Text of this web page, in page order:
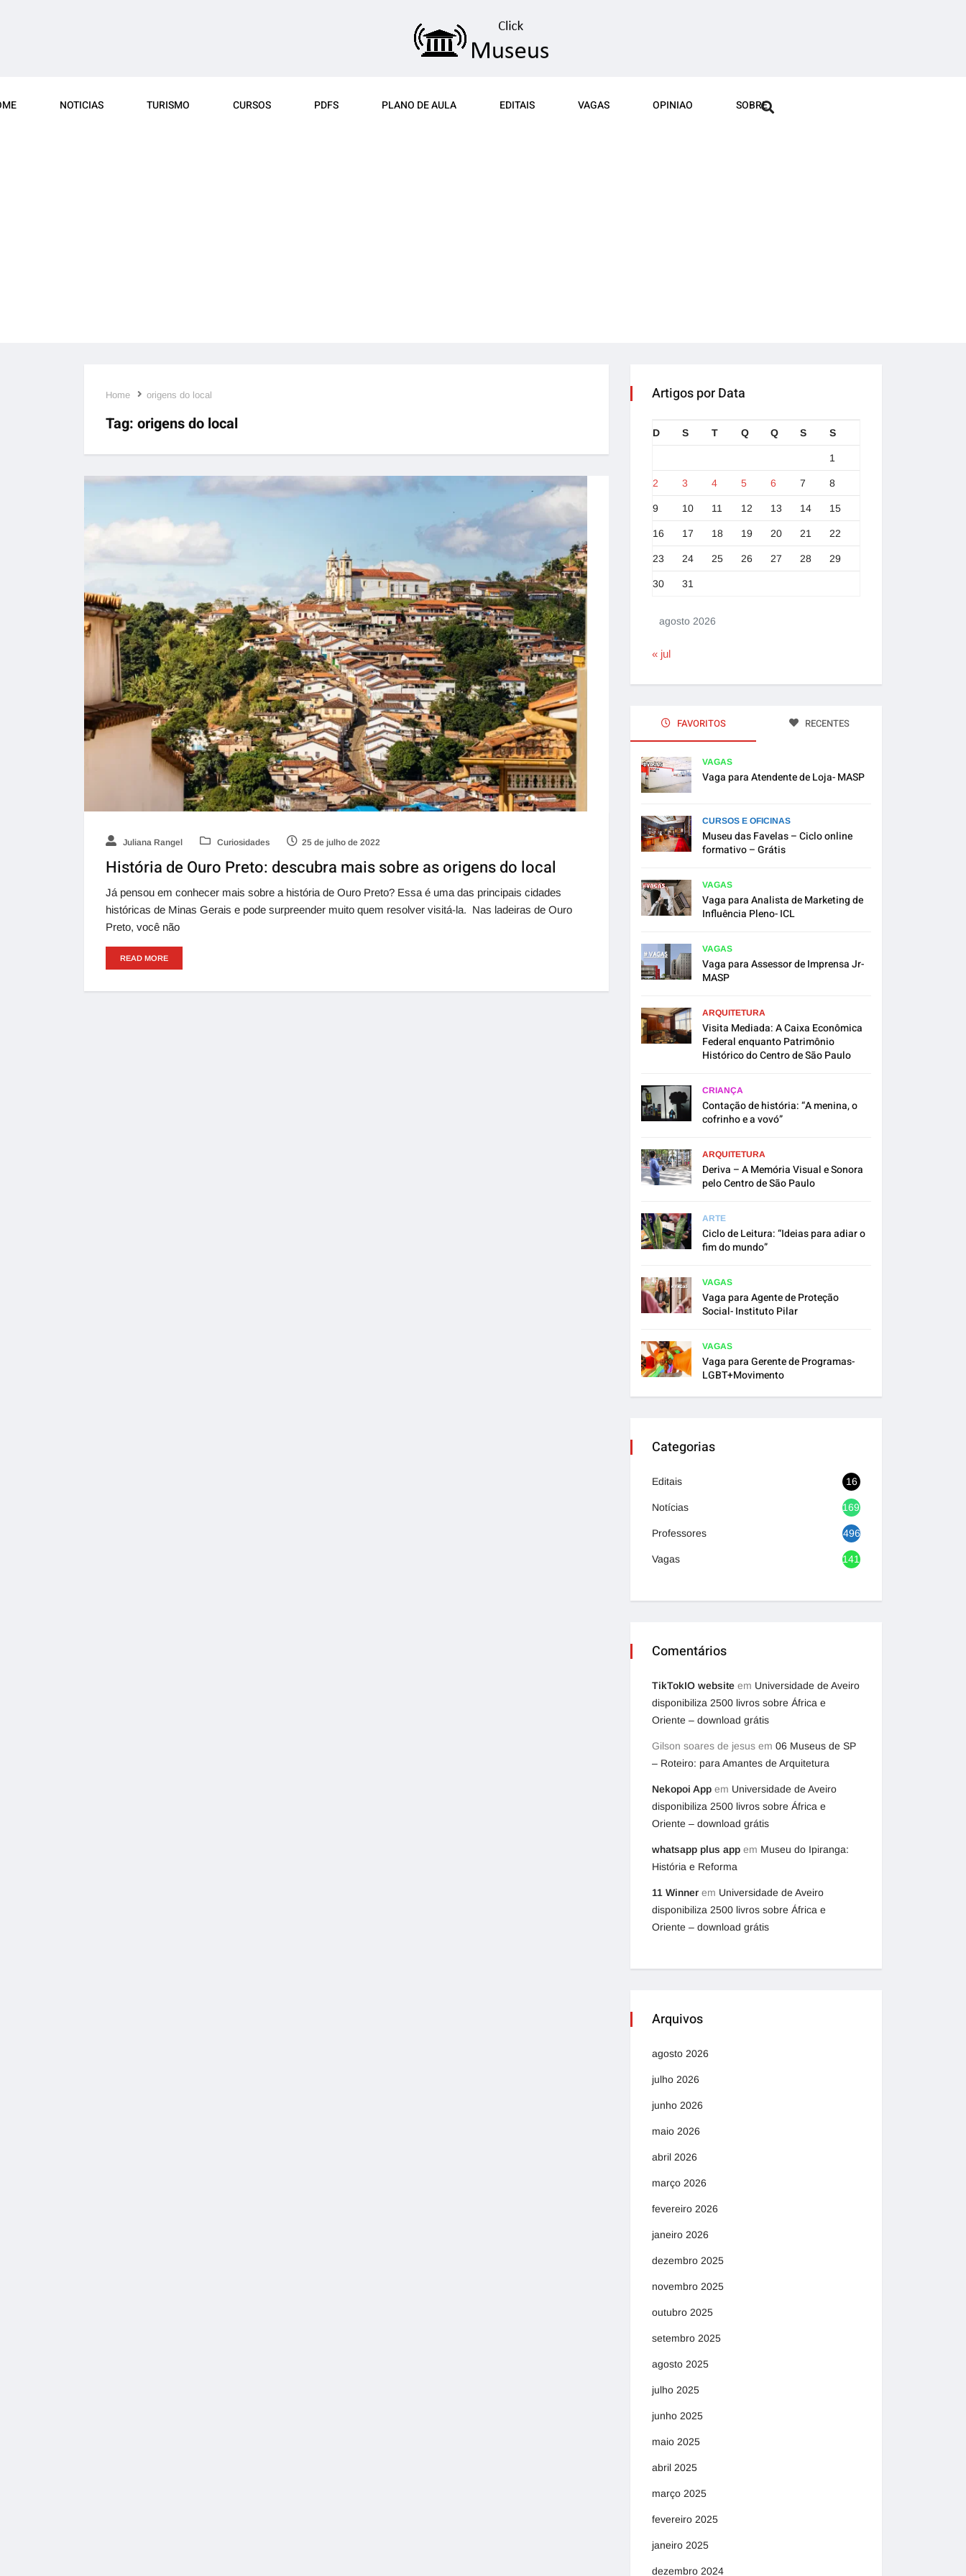
NOTICIAS TURISMO CURSOS PDFS PLANO DE AULA EDITAIS VAGAS OPINIAO SOBRE
Home origens do local
Tag: origens do local
Juliana Rangel Curiosidades 25 de julho de 2022
História de Ouro Preto: descubra mais sobre as origens do local
Já pensou em conhecer mais sobre a história de Ouro Preto? Essa é uma das principais cidades
históricas de Minas Gerais e pode surpreender muito quem resolver visitá-la. Nas ladeiras de Ouro
Preto, você não
READ MORE
Artigos por Data
agosto 2026
D S T Q Q S S
1
2 3 4 5 6 7 8
9 10 11 12 13 14 15
16 17 18 19 20 21 22
23 24 25 26 27 28 29
30 31
« jul
FAVORITOS RECENTES
VAGAS
Vaga para Atendente de Loja- MASP
CURSOS E OFICINAS
Museu das Favelas – Ciclo online
formativo – Grátis
VAGAS
Vaga para Analista de Marketing de
Influência Pleno- ICL
VAGAS
Vaga para Assessor de Imprensa Jr-
MASP
ARQUITETURA
Visita Mediada: A Caixa Econômica
Federal enquanto Patrimônio
Histórico do Centro de São Paulo
CRIANÇA
Contação de história: “A menina, o
cofrinho e a vovó”
ARQUITETURA
Deriva – A Memória Visual e Sonora
pelo Centro de São Paulo
ARTE
Ciclo de Leitura: “Ideias para adiar o
fim do mundo”
VAGAS
Vaga para Agente de Proteção
Social- Instituto Pilar
VAGAS
Vaga para Gerente de Programas-
LGBT+Movimento
Categorias
Editais 16
Notícias 1692
Professores 496
Vagas 1417
Comentários
TikTokIO website em Universidade de Aveiro
disponibiliza 2500 livros sobre África e
Oriente – download grátis
Gilson soares de jesus em 06 Museus de SP
– Roteiro: para Amantes de Arquitetura
Nekopoi App em Universidade de Aveiro
disponibiliza 2500 livros sobre África e
Oriente – download grátis
whatsapp plus app em Museu do Ipiranga:
História e Reforma
11 Winner em Universidade de Aveiro
disponibiliza 2500 livros sobre África e
Oriente – download grátis
Arquivos
agosto 2026
julho 2026
junho 2026
maio 2026
abril 2026
março 2026
fevereiro 2026
janeiro 2026
dezembro 2025
novembro 2025
outubro 2025
setembro 2025
agosto 2025
julho 2025
junho 2025
maio 2025
abril 2025
março 2025
fevereiro 2025
janeiro 2025
dezembro 2024